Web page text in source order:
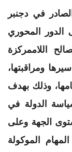
في دجنبر
الدور المحوري
اللاممركزة
ومراقبتها،
وذلك بهدف
الدولة في
الجهة وعلى
الموكولة